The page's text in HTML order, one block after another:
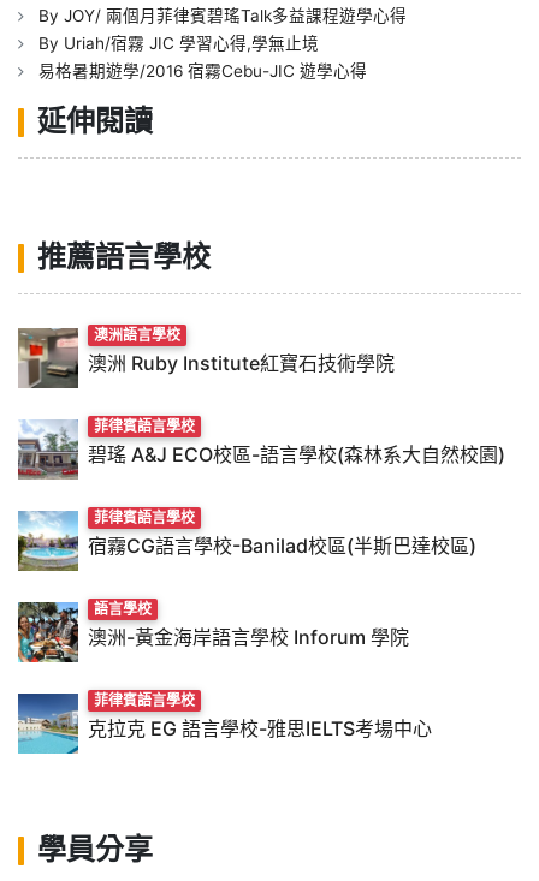
By JOY/ 兩個月菲律賓碧瑤Talk多益課程遊學心得
By Uriah/宿霧 JIC 學習心得,學無止境
易格暑期遊學/2016 宿霧Cebu-JIC 遊學心得
延伸閱讀
推薦語言學校
澳洲語言學校
澳洲 Ruby Institute紅寶石技術學院
菲律賓語言學校
碧瑤 A&J ECO校區-語言學校(森林系大自然校園)
菲律賓語言學校
宿霧CG語言學校-Banilad校區(半斯巴達校區)
語言學校
澳洲-黃金海岸語言學校 Inforum 學院
菲律賓語言學校
克拉克 EG 語言學校-雅思IELTS考場中心
學員分享